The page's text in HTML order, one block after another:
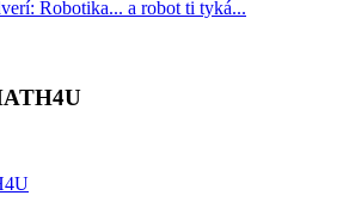
Robotika... a robot ti tyká...